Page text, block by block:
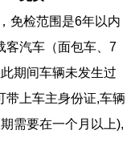
免检范围是6年以内
汽车（面包车、 7
期间车辆未发生过
带上车主身份证,车辆
需要在一个月以上),